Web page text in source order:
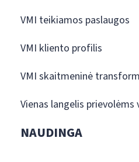
VMI teikiamos paslaugos
VMI kliento profilis
VMI skaitmeninė
Vienas langelis
NAUDINGA